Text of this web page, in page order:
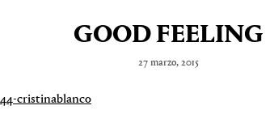
GOOD FEELING
27 marzo, 2015